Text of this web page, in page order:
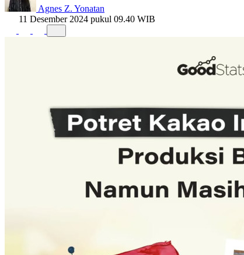
Agnes Z. Yonatan
11 Desember 2024 pukul 09.40 WIB